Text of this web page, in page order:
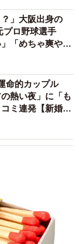
？」大阪出身の
プロ野球選手
」「めちゃ爽や
命的カップル
熱い夜」に「も
ミ連発【新婚さ